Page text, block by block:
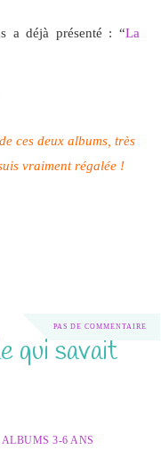
a déjà présenté : “La
ces deux albums, très
vraiment régalée !
PAS DE COMMENTAIRE
qui savait
ALBUMS 3-6 ANS